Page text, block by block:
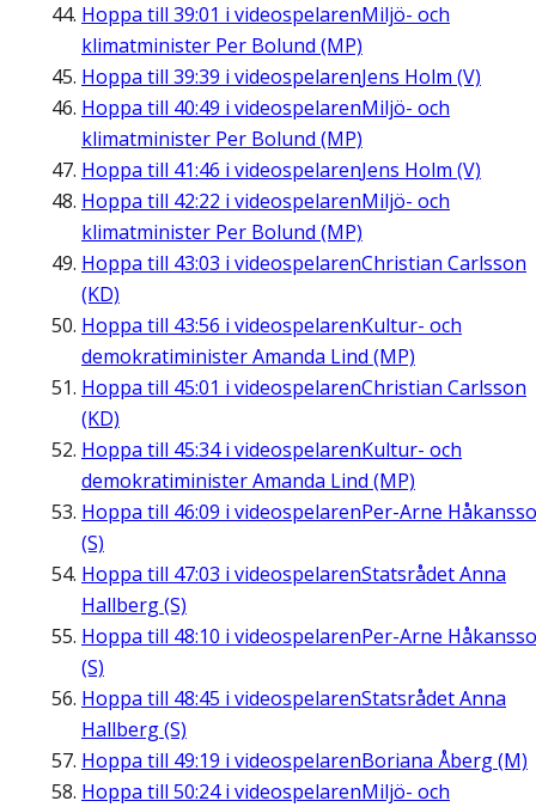
Hoppa till 39:01 i videospelarenMiljö- och
klimatminister Per Bolund (MP)
Hoppa till 39:39 i videospelarenJens Holm (V)
Hoppa till 40:49 i videospelarenMiljö- och
klimatminister Per Bolund (MP)
Hoppa till 41:46 i videospelarenJens Holm (V)
Hoppa till 42:22 i videospelarenMiljö- och
klimatminister Per Bolund (MP)
Hoppa till 43:03 i videospelarenChristian Carlsson
(KD)
Hoppa till 43:56 i videospelarenKultur- och
demokratiminister Amanda Lind (MP)
Hoppa till 45:01 i videospelarenChristian Carlsson
(KD)
Hoppa till 45:34i videospelarenKultur- och
demokratiminister Amanda Lind (MP)
Hoppa till 46:09 i videospelarenPer-Arne
(S)
Hoppa till 47:03 i videospelarenStatsrådet Anna
Hallberg (S)
Hoppa till 48:10 i videospelarenPer-Arne
(S)
Hoppa till 48:45 i videospelarenStatsrådet Anna
Hallberg (S)
Hoppa till 49:19 i videospelarenBoriana Åberg (M)
Hoppa till 50:24i videospelarenMiljö- och